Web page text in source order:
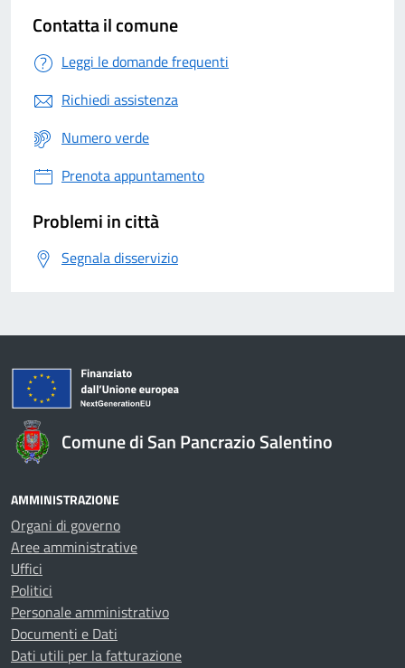
Contatta il comune
Leggi le domande frequenti
Richiedi assistenza
Numero verde
Prenota appuntamento
Problemi in città
Segnala disservizio
Comune di San Pancrazio Salentino
AMMINISTRAZIONE
Organi di governo
Aree amministrative
Uffici
Politici
Personale amministrativo
Documenti e Dati
Dati utili per la fatturazione